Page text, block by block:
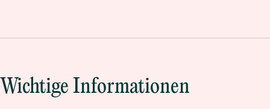
Wichtige Informationen